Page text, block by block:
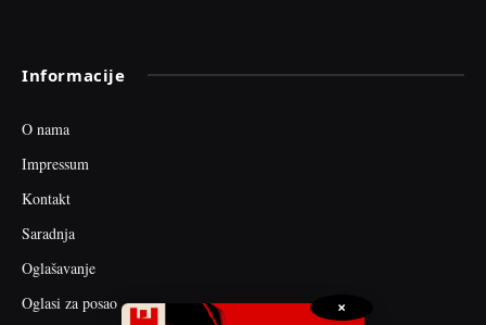
Informacije
O nama
Impressum
Kontakt
Saradnja
Oglašavanje
Oglasi za posao
×